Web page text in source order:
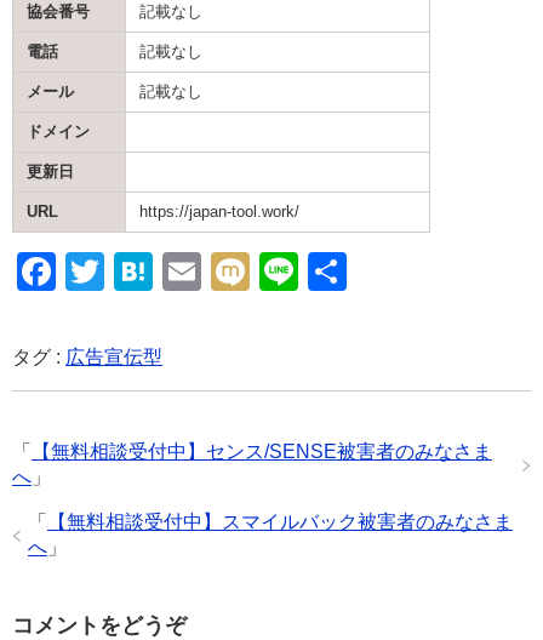
協会番号 記載なし
電話 記載なし
メール 記載なし
ドメイン
更新日
URL https://japan-tool.work/
F
c
e
o
o
k
T
tt
er
H
e
n
E
M Li
タグ : 広告宣伝型
「
【無料相談受付中】センス/SENSE被害者のみなさま
へ 」
「
【無料相談受付中】スマイルバック被害者のみなさま
へ 」
コメントをどうぞ